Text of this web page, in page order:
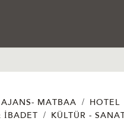
AJANS- MATBAA / HOTEL
İBADET / KÜLTÜR - SANAT